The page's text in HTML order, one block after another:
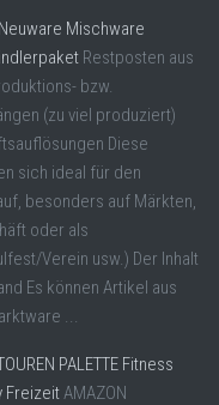
Mischware
Restposten aus
bzw.
(zu viel produziert)
Diese
sich ideal für den
besonders auf Märkten,
oder als
Verein usw.) Der Inhalt
Es können Artikel aus
...
PALETTE Fitness
FreizeitAMAZON